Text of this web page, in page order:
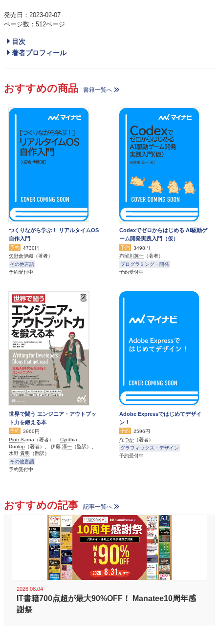
発売日：2023-02-07
ページ数：512ページ
目次
著者プロフィール
おすすめの商品 書籍一覧へ
つくりながら学ぶ！ リアルタイムOS
自作入門
予約
4730円
矢野倉伊織 （著者）
その他言語
予約受付中
Codexでゼロからはじめる AI駆動ゲ
ーム開発実践入門（仮）
予約
3498円
布留川英一 （著者）
プログラミング・開発
予約受付中
世界で闘う エンジニア・アウトプッ
ト力を鍛える本
予約
3960円
Piotr Sarna （著者）、 Cynthia
Dunlop （著者）、 伊藤 淳一 （監訳）、
水野 貴明 （翻訳）
その他言語
予約受付中
Adobe Expressではじめてデザイ
ン！
予約
2596円
なつか （著者）
グラフィックス・デザイン
予約受付中
おすすめの記事 記事一覧へ
2026.08.04
IT書籍700点超が最大90%OFF！ Manatee10周年感
謝祭